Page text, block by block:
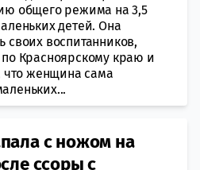
общего режима на 3,5
детей. Она
своих воспитанников,
Красноярскому краю и
что женщина сама
с ножом на
ссоры с